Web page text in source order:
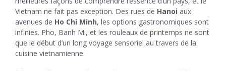
Vietnam ne fait pas exception. Des rues de Hanoi aux
avenues de Ho Chi Minh, les options gastronomiques sont
infinies. Pho, Banh Mi, et les rouleaux de printemps ne sont
que le début d’un long voyage sensoriel au travers de la
cuisine vietnamienne.